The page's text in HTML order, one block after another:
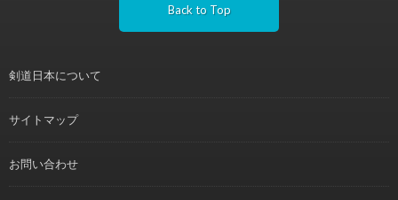
Back to Top
剣道日本について
サイトマップ
お問い合わせ